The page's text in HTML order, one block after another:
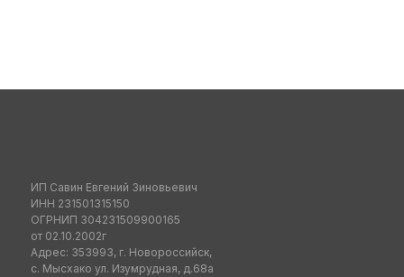
ИП Савин Евгений Зиновьевич
ИНН 231501315150
ОГРНИП 304231509900165
от 02.10.2002г
Адрес: 353993, г. Новороссийск,
с. Мысхако ул. Изумрудная, д.68а